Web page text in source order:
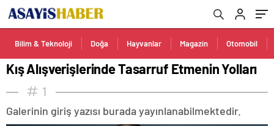
Bilim & Teknoloji Doğa Hayvanlar Magazin Otomobil
Kış Alışverişlerinde Tasarruf Etmenin Yolları
1
Galerinin giriş yazısı burada yayınlanabilmektedir.